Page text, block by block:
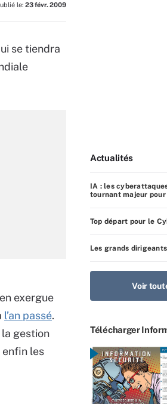
le: 23 févr. 2009
se tiendra
exergue
l’an passé.
gestion
les
Actualités
IA : les
tournant majeur
Top départ pour le
Les grands
Voir
Télécharger